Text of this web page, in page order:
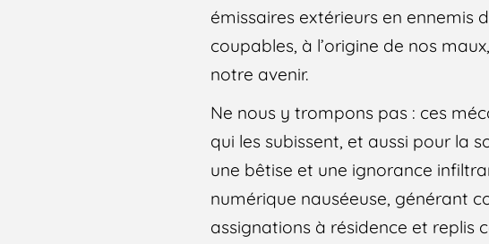
émissaires extérieurs en ennemis
coupables, à l’origine de nos
notre avenir.
Ne nous y trompons pas : ces
qui les subissent, et aussi pour la
une bêtise et une ignorance
numérique nauséeuse, générant
assignations à résidence et replis